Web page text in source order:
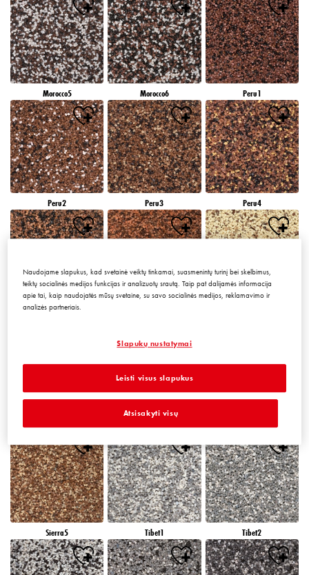
Morocco5 Morocco6 Peru1
Peru2 Peru3 Peru4
Peru5
Sierra5 Tibet1 Tibet2
Naudojame slapukus, kad svetainė veiktų tinkamai, suasmenintų turinį bei skelbimus,
teiktų socialinės medijos funkcijas ir analizuotų srautą. Taip pat dalijamės informacija
apie tai, kaip naudojatės mūsų svetaine, su savo socialinės medijos, reklamavimo ir
analizės partneriais.
Slapukų nustatymai
Atsisakyti visų
Leisti visus slapukus